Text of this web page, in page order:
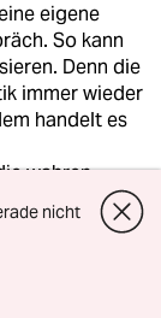
eigene
So kann
Denn die
immer wieder
handelt es
wahren
vor in
– bis zum
nicht